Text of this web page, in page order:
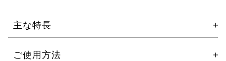
数量
主な特長
ご使用方法